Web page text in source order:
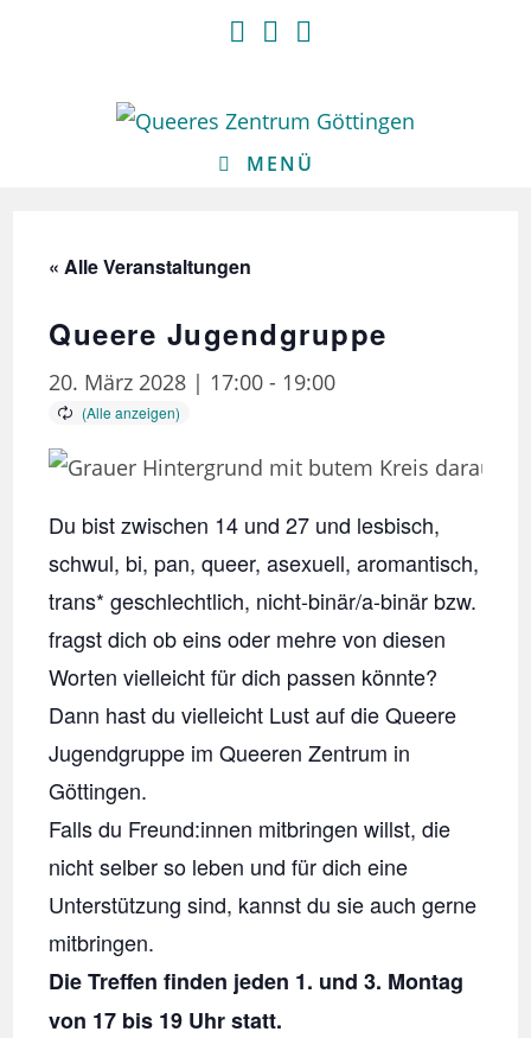
MENÜ
« Alle Veranstaltungen
Queere Jugendgruppe
20. März 2028 | 17:00 - 19:00
Du bist zwischen 14 und 27 und lesbisch,
schwul, bi, pan, queer, asexuell, aromantisch,
trans* geschlechtlich, nicht-binär/a-binär bzw.
fragst dich ob eins oder mehre von diesen
Worten vielleicht für dich passen könnte?
Dann hast du vielleicht Lust auf die Queere
Jugendgruppe im Queeren Zentrum in
Göttingen.
Falls du Freund:innen mitbringen willst, die
nicht selber so leben und für dich eine
Unterstützung sind, kannst du sie auch gerne
mitbringen.
Die Treffen finden jeden 1. und 3. Montag
von 17 bis 19 Uhr statt.